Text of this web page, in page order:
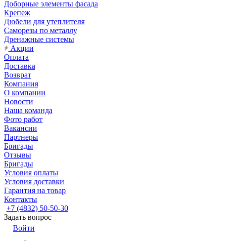
Доборные элементы фасада
Крепеж
Дюбели для утеплителя
Саморезы по металлу
Дренажные системы
Акции
Оплата
Доставка
Возврат
Компания
О компании
Новости
Наша команда
Фото работ
Вакансии
Партнеры
Бригады
Отзывы
Бригады
Условия оплаты
Условия доставки
Гарантия на товар
Контакты
+7 (4832) 50-50-30
Задать вопрос
Войти